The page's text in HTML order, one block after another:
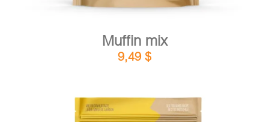
Muffin mix
9,49 $